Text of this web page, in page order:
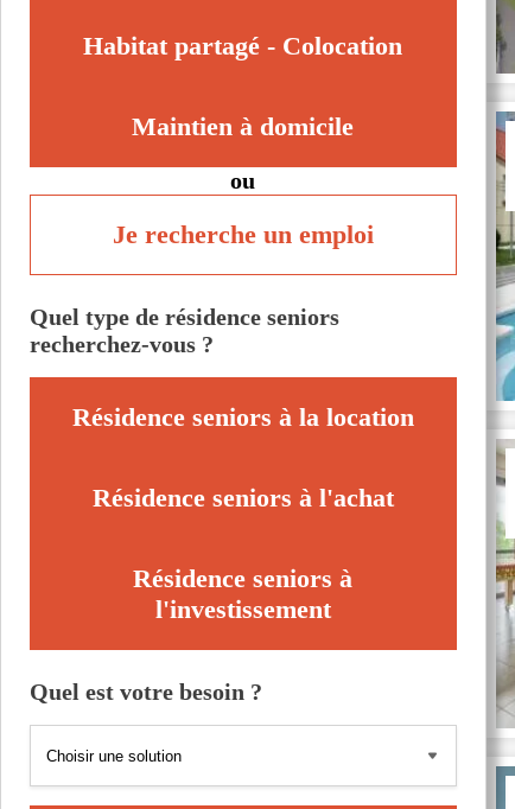
Habitat partagé - Colocation
Maintien à domicile
ou
Je recherche un emploi
Quel type de résidence seniors
recherchez-vous ?
Résidence seniors à la location
Résidence seniors à l'achat
Résidence seniors à
l'investissement
Quel est votre besoin ?